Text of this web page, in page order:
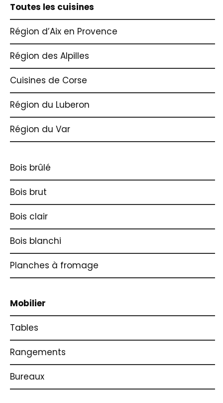
Toutes les cuisines
Région d’Aix en Provence
Région des Alpilles
Cuisines de Corse
Région du Luberon
Région du Var
Bois brûlé
Bois brut
Bois clair
Bois blanchi
Planches à fromage
Mobilier
Tables
Rangements
Bureaux